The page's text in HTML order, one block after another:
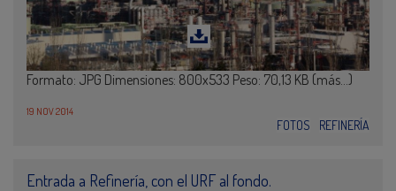
Formato: JPG Dimensiones: 800x533 Peso: 70,13 KB (más…)
19 NOV 2014
FOTOS REFINERÍA
Entrada a Refinería, con el URF al fondo.